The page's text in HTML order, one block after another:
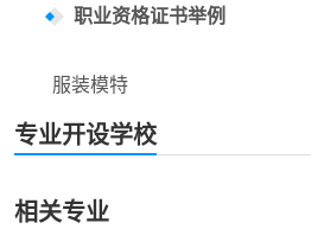
职业资格证书举例
服装模特
专业开设学校
相关专业